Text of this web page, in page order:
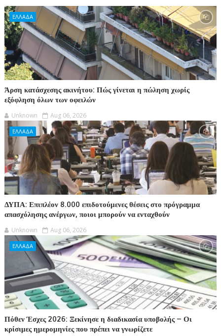
ΕΛΛΑΔΑ
Άρση κατάσχεσης ακινήτου: Πώς γίνεται η πώληση χωρίς
εξόφληση όλων των οφειλών
Unknown Aug 06, 2026
ΕΛΛΑΔΑ
ΔΥΠΑ: Επιπλέον 8.000 επιδοτούμενες θέσεις στο πρόγραμμα
απασχόλησης ανέργων, ποιοι μπορούν να ενταχθούν
Unknown Aug 06, 2026
ΕΛΛΑΔΑ
Πόθεν Έσχες 2026: Ξεκίνησε η διαδικασία υποβολής – Οι
κρίσιμες ημερομηνίες που πρέπει να γνωρίζετε